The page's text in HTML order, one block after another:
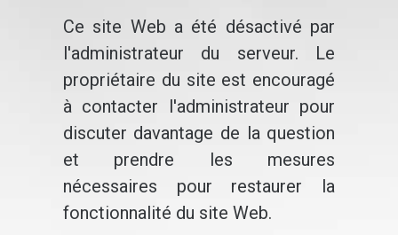
Ce site Web a été désactivé par
l'administrateur du serveur. Le
propriétaire du site est encouragé
à contacter l'administrateur pour
discuter davantage de la question
et prendre les mesures
nécessaires pour restaurer la
fonctionnalité du site Web.